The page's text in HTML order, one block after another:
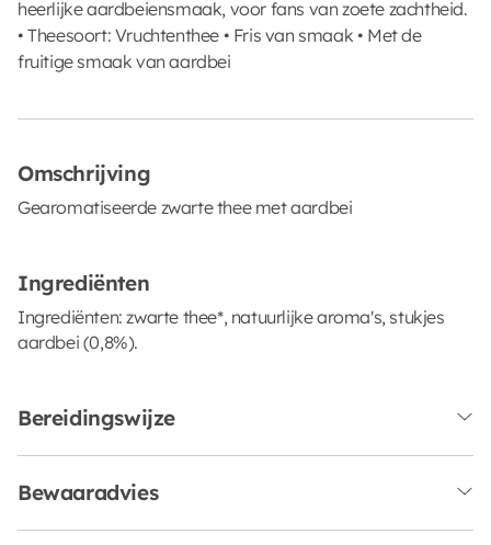
heerlijke aardbeiensmaak, voor fans van zoete zachtheid.
• Theesoort: Vruchtenthee • Fris van smaak • Met de
fruitige smaak van aardbei
Omschrijving
Gearomatiseerde zwarte thee met aardbei
Ingrediënten
Ingrediënten: zwarte thee*, natuurlijke aroma's, stukjes
aardbei (0,8%).
Bereidingswijze
Bewaaradvies